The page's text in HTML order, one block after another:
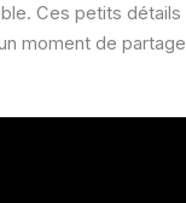
Ces petits détails
moment de